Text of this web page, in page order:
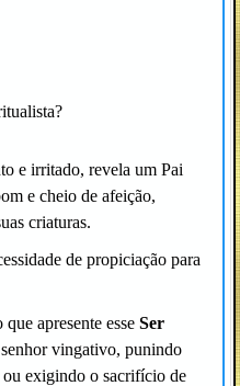
e irritado, revela um Pai
e cheio de afeição,
criaturas.
de propiciação para
apresente esse Ser
vingativo, punindo
ou exigindo o sacrifício de